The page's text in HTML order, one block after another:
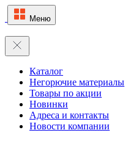
Меню
Каталог
Негорючие материалы
Товары по акции
Новинки
Адреса и контакты
Новости компании